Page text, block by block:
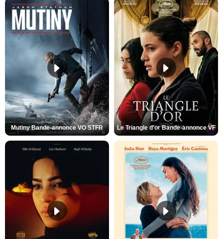
Mutiny Bande-annonce VO STFR Le Triangle d'or Bande-annonce VF